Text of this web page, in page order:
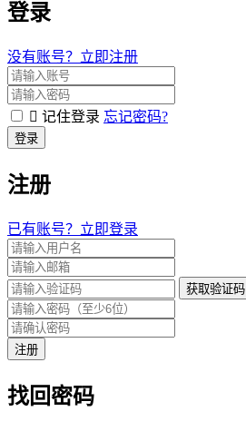
登录
没有账号？立即注册
记住登录 忘记密码?
登录
注册
已有账号？立即登录
获取验证码
注册
找回密码